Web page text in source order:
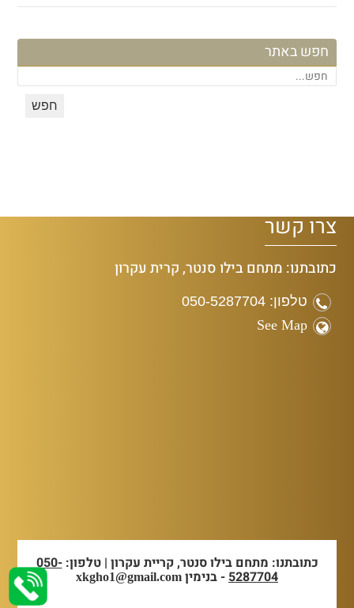
חפש באתר
צרו קשר
כתובתנו: מתחם בילו סנטר, קרית עקרון
טלפון: 050-5287704
See Map
כתובתנו: מתחם בילו סנטר, קריית עקרון | טלפון:050-
5287704- בנימין xkgho1@gmail.com